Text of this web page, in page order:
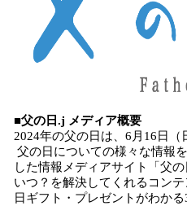
■父の日.j メディア概要
2024年の父の日は、6月16日（
父の日についての様々な情報
した情報メディアサイト「父
いつ？を解決してくれるコン
日ギフト・プレゼントがわか